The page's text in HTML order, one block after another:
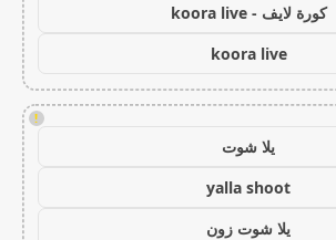
كورة لايف - koora live
koora live
!
يلا شوت
yalla shoot
يلا شوت زون